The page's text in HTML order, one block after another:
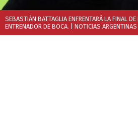
SEBASTIÁN BATTAGLIA ENFRENTARÁ LA FINAL
ENTRENADOR DE BOCA. | NOTICIAS ARGENTINAS